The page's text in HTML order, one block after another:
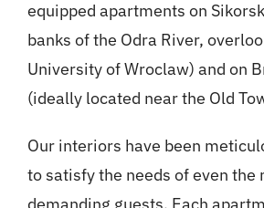
equipped apartments on
banks of the Odra River,
University of Wroclaw) and on
(ideally located near the Old
Our interiors have been
to satisfy the needs of even the
demanding guests. Each